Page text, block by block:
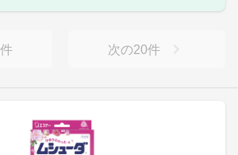
件 次の20件